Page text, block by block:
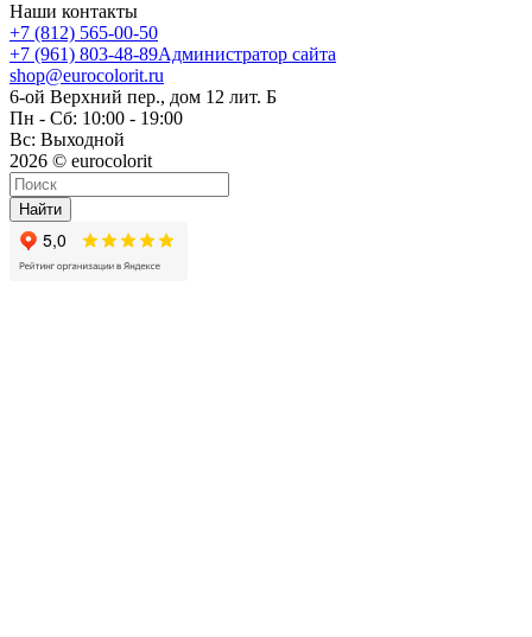
Наши контакты
+7 (812) 565-00-50
+7 (961) 803-48-89Администратор сайта
shop@eurocolorit.ru
6-ой Верхний пер., дом 12 лит. Б
Пн - Сб: 10:00 - 19:00
Вс: Выходной
2026 © eurocolorit
Найти